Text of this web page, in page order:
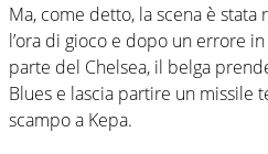
Ma, come detto, la scena è
l’ora di gioco e dopo un errore
parte del Chelsea, il belga
Blues e lascia partire un missile
scampo a Kepa.